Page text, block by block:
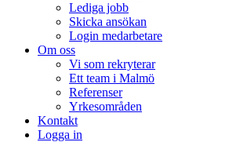
Lediga jobb
Skicka ansökan
Login medarbetare
Om oss
Vi som rekryterar
Ett team i Malmö
Referenser
Yrkesområden
Kontakt
Logga in